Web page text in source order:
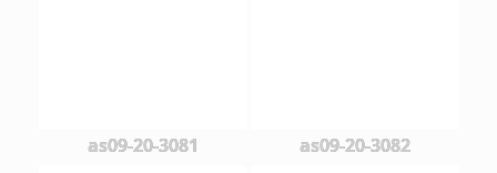
as09-20-3081 as09-20-3082